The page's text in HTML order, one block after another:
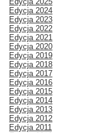
Edycja 2024
Edycja 2023
Edycja 2022
Edycja 2021
Edycja 2020
Edycja 2019
Edycja 2018
Edycja 2017
Edycja 2016
Edycja 2015
Edycja 2014
Edycja 2013
Edycja 2012
Edycja 2011